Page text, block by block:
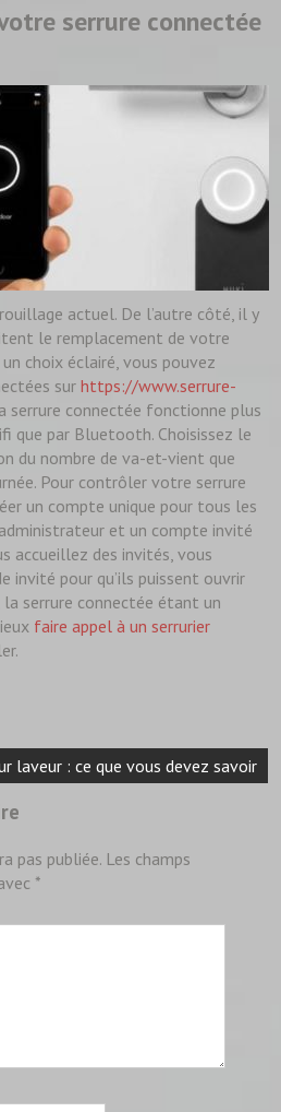
serrure connectée
actuel. De l’autre côté, il y
le remplacement de votre
choix éclairé, vous pouvez
surhttps://www.serrure-
serrure connectée fonctionne plus
que par Bluetooth. Choisissez le
du nombre de va-et-vient que
Pour contrôler votre serrure
un compte unique pour tous les
et un compte invité
accueillez des invités, vous
invité pour qu’ils puissent ouvrir
serrure connectée étant un
faire appel à un serrurier
laveur : ce que vous devez savoir
pas publiée. Les champs
*